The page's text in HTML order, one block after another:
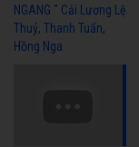
NGANG " Cải Lương Lệ
Thuỷ, Thanh Tuấn,
Hồng Nga